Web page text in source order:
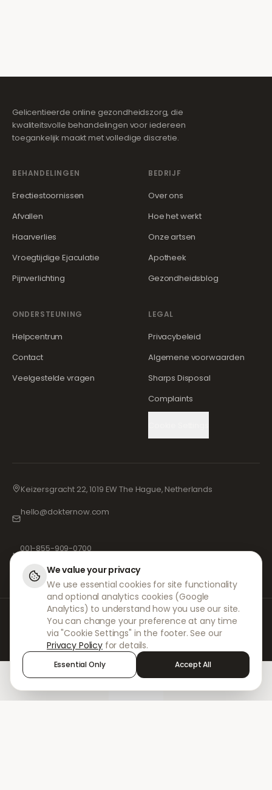
Gelicentieerde online gezondheidszorg, die
kwaliteitsvolle behandelingen voor iedereen
toegankelijk maakt met volledige discretie.
BEHANDELINGEN
Erectiestoornissen
Afvallen
Haarverlies
Vroegtijdige Ejaculatie
Pijnverlichting
BEDRIJF
Over ons
Hoe het werkt
Onze artsen
Apotheek
Gezondheidsblog
ONDERSTEUNING
Helpcentrum
Contact
Veelgestelde vragen
LEGAL
Privacybeleid
Algemene voorwaarden
Sharps Disposal
Complaints
Keizersgracht 22, 1019 EW The Hague, Netherlands
hello@dokternow.com
📞
001-855-909-0700
Bij DokterNow werken we met volledig geregistreerde artsen en apotheken
en ervaren medische professionals om ervoor te zorgen dat uw
voorschriften veilig en met de grootste zorg worden beheerd. Onze
geregistreerde onafhankelijke voorschrijvers verzorgen alle consulten en
recepten. Onze partnerapotheken verzorgen de verstrekking en
verzending van medicijnen.
We value your privacy
We use essential cookies for site functionality
and optional analytics cookies (Google
Analytics) to understand how you use our site.
You can change your preference at any time
via "Cookie Settings" in the footer. See our
Privacy Policy for details.
Essential Only Accept All
Sign in